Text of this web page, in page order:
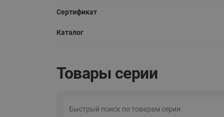
Сертификат
Каталог
Товары серии